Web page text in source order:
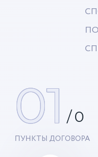
01 /0
ПУНКТЫ ДОГОВОРА